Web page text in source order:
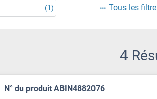
(1) Tous les
4
N° du produit ABIN4882076